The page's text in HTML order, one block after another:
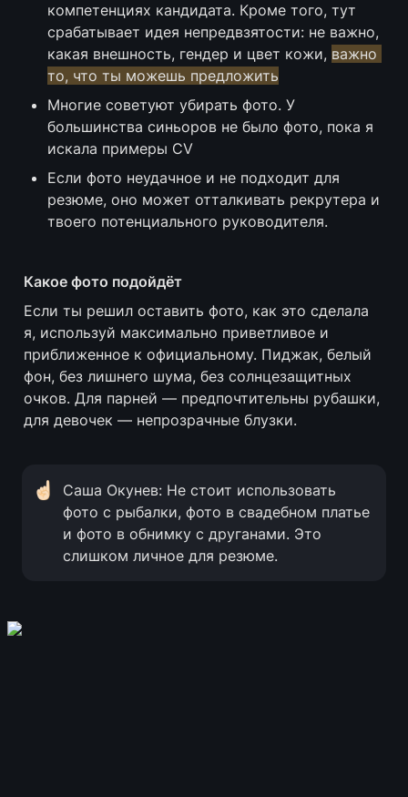
компетенциях кандидата. Кроме того, тут
срабатывает идея непредвзятости: не важно,
какая внешность, гендер и цвет кожи, важно
то, что ты можешь предложить
Многие советуют убирать фото. У
большинства синьоров не было фото, пока я
искала примеры CV
Если фото неудачное и не подходит для
резюме, оно может отталкивать рекрутера и
твоего потенциального руководителя.
Какое фото подойдёт
Если ты решил оставить фото, как это сделала
я, используй максимально приветливое и
приближенное к официальному. Пиджак, белый
фон, без лишнего шума, без солнцезащитных
очков. Для парней — предпочтительны рубашки,
для девочек — непрозрачные блузки.
☝🏻
Саша Окунев: Не стоит использовать
фото с рыбалки, фото в свадебном платье
и фото в обнимку с друганами. Это
слишком личное для резюме.